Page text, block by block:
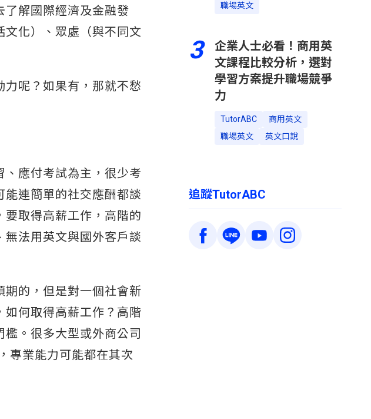
了解國際經濟及金融發
化）、眾處（與不同文
呢？如果有，那就不愁
應付考試為主，很少考
連簡單的社交應酬都談
取得高薪工作，高階的
法用英文與國外客戶談
的，但是對一個社會新
何取得高薪工作？高階
。很多大型或外商公司
專業能力可能都在其次
職場英文
3
企業人士必看！商用英
文課程比較分析，選對
學習方案提升職場競爭
力
TutorABC
商用英文
職場英文
英文口說
追蹤TutorABC